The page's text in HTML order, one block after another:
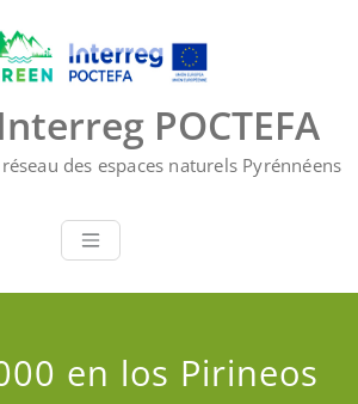
POCTEFA
des espaces naturels Pyrénnéens
en los Pirineos